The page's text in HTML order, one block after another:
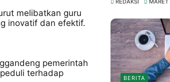
melibatkan guru
inovatif dan efektif.
pemerintah
terhadap
REDAKSI
BERITA